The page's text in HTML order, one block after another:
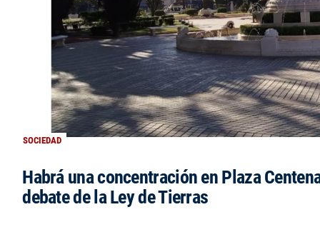
SOCIEDAD
Habrá una concentración en Plaza
debate de la Ley de Tierras